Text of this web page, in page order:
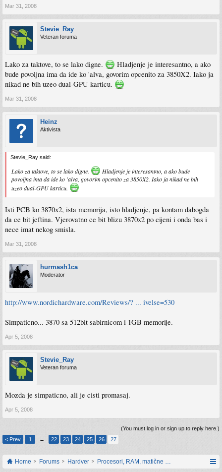
Mar 31, 2008
Stevie_Ray
Veteran foruma
Lako za taktove, to se lako digne.
Hladjenje je interesantno, a ako
bude povoljna ima da ide ko 'alva, govorim opcenito za 3850X2. Iako ja
nikad ne bih uzeo dual-GPU karticu.
Mar 31, 2008
Heinz
Aktivista
Stevie_Ray said:
Lako za taktove, to se lako digne.
Hladjenje je interesantno, a ako bude
povoljna ima da ide ko 'alva, govorim opcenito za 3850X2. Iako ja nikad ne bih
uzeo dual-GPU karticu.
Isti PCB ko 3870x2, ista memorija, isto hladjenje, pa kontam dabogda
da ce bit jeftina. Vjerovatno ce bit blizu 3870x2 po cijeni i onda bas i
nece imat nekog smisla.
Mar 31, 2008
hurmash1ca
Moderator
http://www.nordichardware.com/Reviews/? ... ivelse=530
Simpaticno... 3870 sa 512bit sabirnicom i 1GB memorije.
Apr 5, 2008
Stevie_Ray
Veteran foruma
Mozda je simpaticno, ali je cisti promasaj.
Apr 5, 2008
(You must log in or sign up to reply here.)
< Prev
1 ← 22 23 24 25 26 27
Home Forums Hardver Procesori, RAM, matične ploče i grafičke